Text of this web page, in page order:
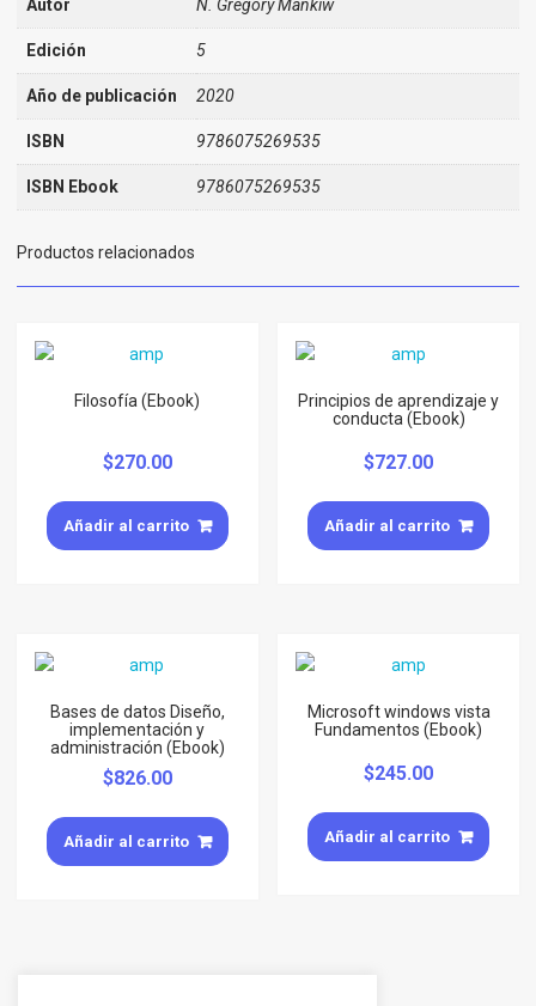
Autor N. Gregory Mankiw
Edición 5
Año de publicación 2020
ISBN 9786075269535
ISBN Ebook 9786075269535
Productos relacionados
Filosofía (Ebook)
$270.00
Añadir al carrito
Principios de aprendizaje y
conducta (Ebook)
$727.00
Añadir al carrito
Bases de datos Diseño,
implementación y
administración (Ebook)
$826.00
Añadir al carrito
Microsoft windows vista
Fundamentos (Ebook)
$245.00
Añadir al carrito